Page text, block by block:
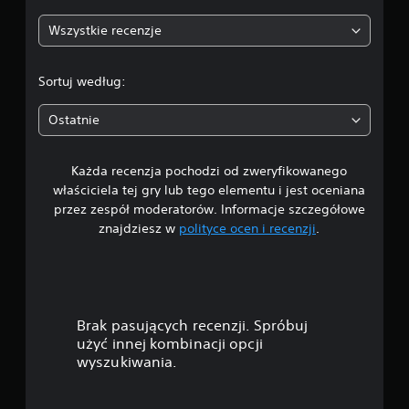
:
4
2
7
/
5
Wszystkie recenzje
Sortuj według:
Ostatnie
Każda recenzja pochodzi od zweryfikowanego
właściciela tej gry lub tego elementu i jest oceniana
przez zespół moderatorów. Informacje szczegółowe
znajdziesz w polityce ocen i recenzji.
Brak pasujących recenzji. Spróbuj
użyć innej kombinacji opcji
wyszukiwania.